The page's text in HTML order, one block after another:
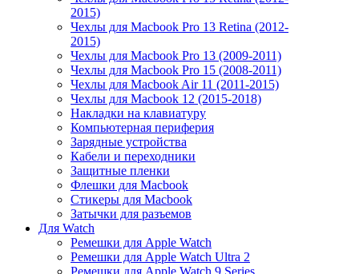
2015)
Чехлы для Macbook Pro 13 Retina (2012-
2015)
Чехлы для Macbook Pro 13 (2009-2011)
Чехлы для Macbook Pro 15 (2008-2011)
Чехлы для Macbook Air 11 (2011-2015)
Чехлы для Macbook 12 (2015-2018)
Накладки на клавиатуру
Компьютерная периферия
Зарядные устройства
Кабели и переходники
Защитные пленки
Флешки для Macbook
Стикеры для Macbook
Затычки для разъемов
Для Watch
Ремешки для Apple Watch
Ремешки для Apple Watch Ultra 2
Ремешки для Apple Watch 9 Series